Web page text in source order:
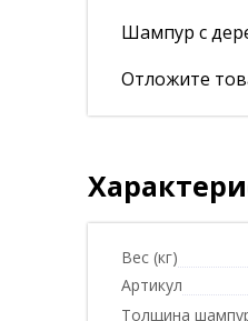
Шампур с
Отложите
Вес (кг)
Артикул
Толщина